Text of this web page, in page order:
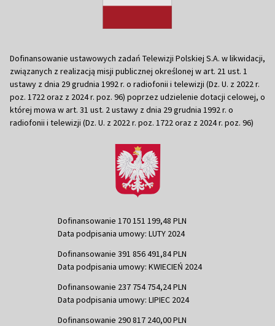
Dofinansowanie ustawowych zadań Telewizji Polskiej S.A. w likwidacji,
związanych z realizacją misji publicznej określonej w art. 21 ust. 1
ustawy z dnia 29 grudnia 1992 r. o radiofonii i telewizji (Dz. U. z 2022 r.
poz. 1722 oraz z 2024 r. poz. 96) poprzez udzielenie dotacji celowej, o
której mowa w art. 31 ust. 2 ustawy z dnia 29 grudnia 1992 r. o
radiofonii i telewizji (Dz. U. z 2022 r. poz. 1722 oraz z 2024 r. poz. 96)
Dofinansowanie 170 151 199,48 PLN
Data podpisania umowy: LUTY 2024
Dofinansowanie 391 856 491,84 PLN
Data podpisania umowy: KWIECIEŃ 2024
Dofinansowanie 237 754 754,24 PLN
Data podpisania umowy: LIPIEC 2024
Dofinansowanie 290 817 240,00 PLN